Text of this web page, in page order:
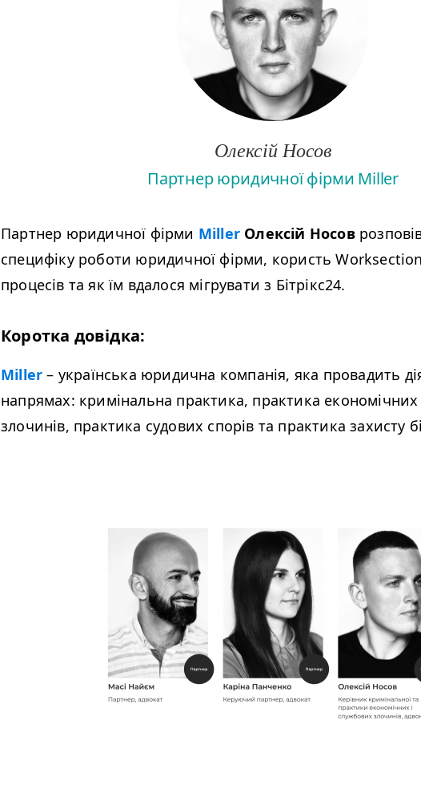
Олексій Носов
Партнер юридичної фірми Miller
Партнер юридичної фірми Miller Олексій Носов
специфіку роботи юридичної фірми, користь
процесів та як їм вдалося мігрувати з Бітрікс24.
Коротка довідка:
Miller – українська юридична компанія, яка провадить
напрямах: кримінальна практика, практика
злочинів, практика судових спорів та практика захисту